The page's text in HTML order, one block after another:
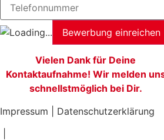
Bewerbung einreichen
Vielen Dank für Deine
Kontaktaufnahme! Wir melden
schnellstmöglich bei Dir.
Impressum
Datenschutzerklärung